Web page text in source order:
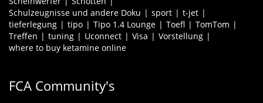
Schulzeugnisse und andere Doku
sport
t-jet
tieferlegung
tipo Tipo 1.4 Lounge Toefl
TomTom
Treffen
tuning Uconnect Visa
Vorstellung
where to buy ketamine online
FCA Community's